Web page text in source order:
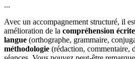
...
Avec un accompagnement structuré, il
amélioration de la compréhension écrite
langue (orthographe, grammaire,
méthodologie (rédaction, commentaire,